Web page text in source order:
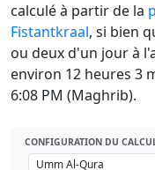
calculé à partir de la
Fistantkraal, si bien
ou deux d'un jour à
environ 12 heures 3
6:08 PM (Maghrib).
CONFIGURATION DU